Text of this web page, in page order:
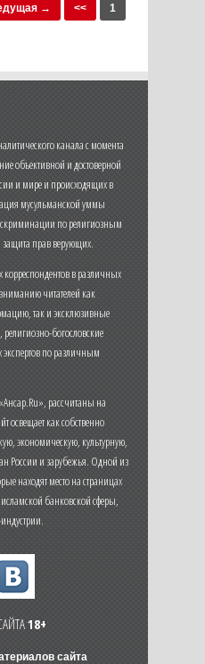
→ <<
1
канала с момента
объективной и достоверной
и мире и происходящих в
мусульманской уммы
по религиозным
прав верующих.
корреспондентов в различных
читателей как
так и эксклюзивные
богословские
по различным
рассчитаны на
освещает как собственно
экономическую, культурную,
России и зарубежья. Одной из
находят место на страницах
банковской сферы,
18+
сайта